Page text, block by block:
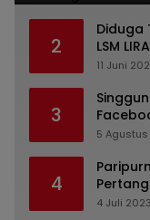
2
Diduga
LSM
11 Juni
3
PDA
5
4
2022
4 Juli 2023